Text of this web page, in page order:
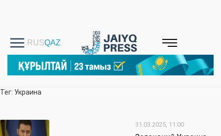
Тег: Украина
31.03.2025, 11:00